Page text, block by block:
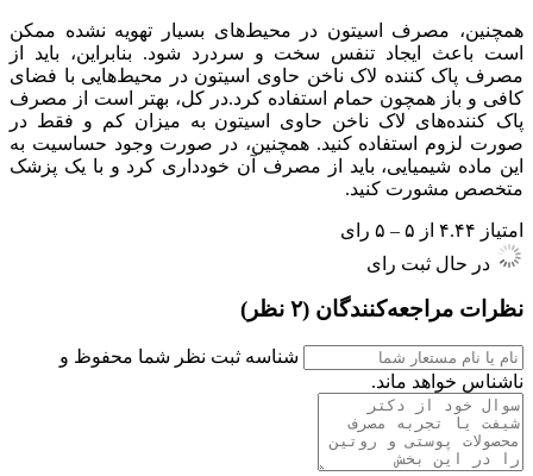
همچنین، مصرف اسیتون در محیط‌های بسیار تهویه نشده ممکن
است باعث ایجاد تنفس سخت و سردرد شود. بنابراین، باید از
مصرف پاک کننده لاک ناخن حاوی اسیتون در محیط‌هایی با فضای
کافی و باز همچون حمام استفاده کرد.در کل، بهتر است از مصرف
پاک کننده‌های لاک ناخن حاوی اسیتون به میزان کم و فقط در
صورت لزوم استفاده کنید. همچنین، در صورت وجود حساسیت به
این ماده شیمیایی، باید از مصرف آن خودداری کرد و با یک پزشک
متخصص مشورت کنید.
امتیاز ۴.۴۴ از ۵ – ۵ رای
در حال ثبت رای
نظرات مراجعه‌کنندگان (۲ نظر)
شناسه ثبت نظر شما محفوظ و
ناشناس خواهد ماند.